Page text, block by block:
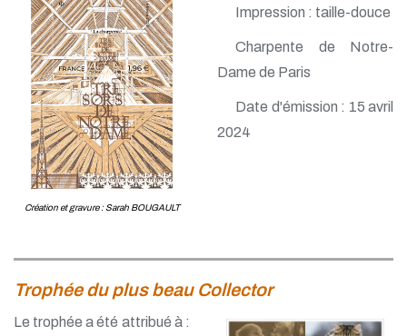
Création et gravure : Sarah BOUGAULT
Impression : taille-douce
Charpente de Notre-
Dame de Paris
Date d'émission : 15 avril
2024
Trophée du plus beau Collector
Le trophée a été attribué à :